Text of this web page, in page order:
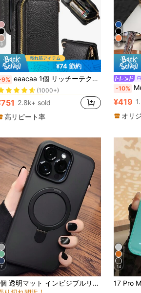
8
¥74 節約
eaacaa 1個 リッチーテクスチャー 多機能 マルチカードスロット クロスボディ ジッパー アコーディオン カードホルダー ウォレット スマホケース、PU 耐衝撃 防盗 保護カバー Apple 17e 17ProMax 16ProMax 16Pro 16Plus 15ProMax 15plus 13ProMax 13pro 13Mini 14ProMax 14Pro 14plus 12ProMax 12Pro 12Mini 11ProMax 11Pro 14 13 12 11 7 8 X XS XR XSMax シリーズ、S26ultra S26pro S26 S25FE S25ultra S25+ S25 S24FE S24ultra S24+ S24 S23FE S23Ultra S23+ S23 S22ultra S22 S21FE S21ultra S21plus S21 S20FE、A16 シリーズ対応
#1 ベストセラー
に iPhone XS Max カードホルダー型携帯電話ケース
(1000+)
ベストセラー
(1000+)
ベストセラー
(1000+)
ベストセラー
に iPhone XS Max カードホルダー型携帯電話ケース
(1000+)
2.8k+ sold
高リピート率
6
-10% MewTrek 高級電気メッキシ
¥419
オリ
7
1個 透明マット インビジブルリングホルダー付きスマホケース、17 Air 16 15 14 13 12 11 Pro Plus Max対応、ワイヤレス充電対応、ガラスレンズカバーと保護フィルム付き
ベストセラー に りんご 携帯電話ケース
り切れ間近！
14